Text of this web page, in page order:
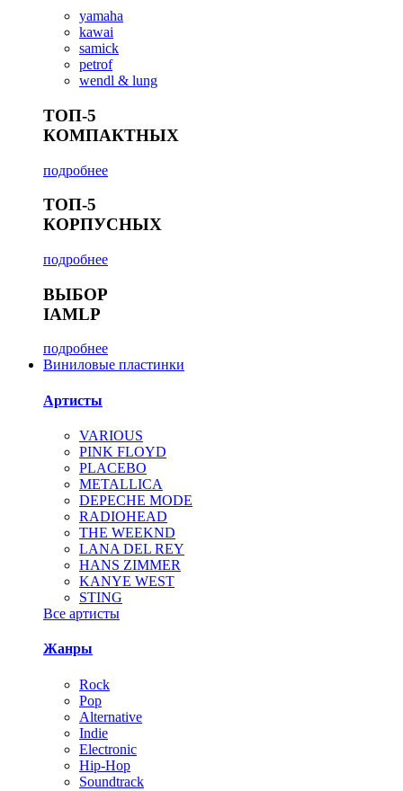
yamaha
kawai
samick
petrof
wendl & lung
ТОП-5
КОМПАКТНЫХ
подробнее
ТОП-5
КОРПУСНЫХ
подробнее
ВЫБОР
IAMLP
подробнее
Виниловые пластинки
Артисты
VARIOUS
PINK FLOYD
PLACEBO
METALLICA
DEPECHE MODE
RADIOHEAD
THE WEEKND
LANA DEL REY
HANS ZIMMER
KANYE WEST
STING
Все артисты
Жанры
Rock
Pop
Alternative
Indie
Electronic
Hip-Hop
Soundtrack